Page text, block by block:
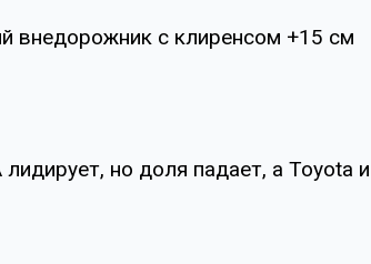
внедорожник с клиренсом +15 см
но доля падает, а Toyota и